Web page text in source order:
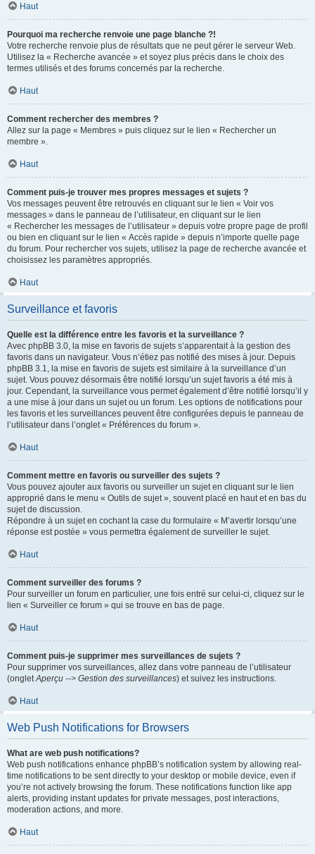
Haut
Pourquoi ma recherche renvoie une page blanche ?!
Votre recherche renvoie plus de résultats que ne peut gérer le serveur Web.
Utilisez la « Recherche avancée » et soyez plus précis dans le choix des
termes utilisés et des forums concernés par la recherche.
Haut
Comment rechercher des membres ?
Allez sur la page « Membres » puis cliquez sur le lien « Rechercher un
membre ».
Haut
Comment puis-je trouver mes propres messages et sujets ?
Vos messages peuvent être retrouvés en cliquant sur le lien « Voir vos
messages » dans le panneau de l’utilisateur, en cliquant sur le lien
« Rechercher les messages de l’utilisateur » depuis votre propre page de profil
ou bien en cliquant sur le lien « Accès rapide » depuis n’importe quelle page
du forum. Pour rechercher vos sujets, utilisez la page de recherche avancée et
choisissez les paramètres appropriés.
Haut
Surveillance et favoris
Quelle est la différence entre les favoris et la surveillance ?
Avec phpBB 3.0, la mise en favoris de sujets s’apparentait à la gestion des
favoris dans un navigateur. Vous n’étiez pas notifié des mises à jour. Depuis
phpBB 3.1, la mise en favoris de sujets est similaire à la surveillance d’un
sujet. Vous pouvez désormais être notifié lorsqu’un sujet favoris a été mis à
jour. Cependant, la surveillance vous permet également d’être notifié lorsqu’il y
a une mise à jour dans un sujet ou un forum. Les options de notifications pour
les favoris et les surveillances peuvent être configurées depuis le panneau de
l’utilisateur dans l’onglet « Préférences du forum ».
Haut
Comment mettre en favoris ou surveiller des sujets ?
Vous pouvez ajouter aux favoris ou surveiller un sujet en cliquant sur le lien
approprié dans le menu « Outils de sujet », souvent placé en haut et en bas du
sujet de discussion.
Répondre à un sujet en cochant la case du formulaire « M’avertir lorsqu’une
réponse est postée » vous permettra également de surveiller le sujet.
Haut
Comment surveiller des forums ?
Pour surveiller un forum en particulier, une fois entré sur celui-ci, cliquez sur le
lien « Surveiller ce forum » qui se trouve en bas de page.
Haut
Comment puis-je supprimer mes surveillances de sujets ?
Pour supprimer vos surveillances, allez dans votre panneau de l’utilisateur
(ongletAperçu --> Gestion des surveillances) et suivez les instructions.
Haut
Web Push Notifications for Browsers
What are web push notifications?
Web push notifications enhance phpBB’s notification system by allowing real-
time notifications to be sent directly to your desktop or mobile device, even if
you’re not actively browsing the forum. These notifications function like app
alerts, providing instant updates for private messages, post interactions,
moderation actions, and more.
Haut